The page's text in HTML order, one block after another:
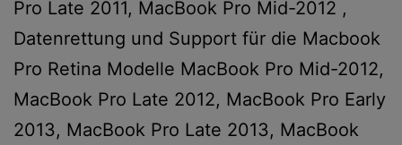
Pro Late 2011, MacBook Pro Mid-2012 ,
Datenrettung und Support für die Macbook
Pro Retina Modelle MacBook Pro Mid-2012,
MacBook Pro Late 2012, MacBook Pro Early
2013, MacBook Pro Late 2013, MacBook